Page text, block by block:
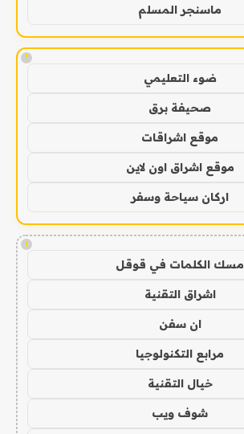
ماسنجر المسلم
!
ضوء التعليمي
صحيفة برق
موقع اشراقات
موقع اشراق اون لاين
اركان سياحة وسفر
!
مسك الكلمات في قوقل
اشراق التقنية
ان سفن
مرابع التكنولوجيا
خيال التقنية
شوف ويب